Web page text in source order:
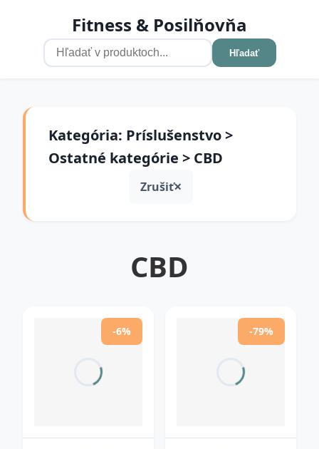
Fitness & Posilňovňa
Hľadať
Kategória: Príslušenstvo >
Ostatné kategórie > CBD
Zrušiť
CBD
-6% -79%